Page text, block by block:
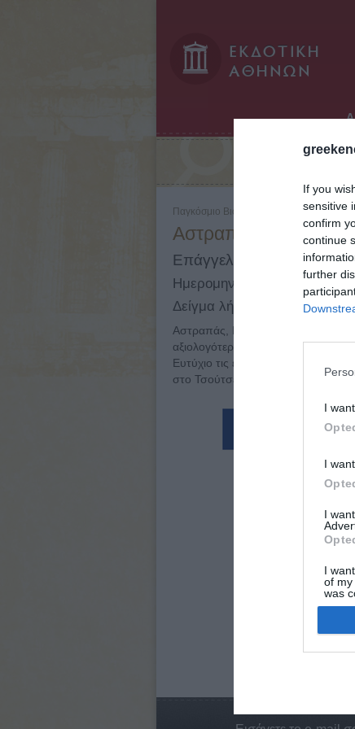
If you
sensitive
confirm
continue
further
I
I
I
I
of my
was
Παγκόσμιο Βιογραφικό Λεξικό - Τόμος:
Αστραπάς, Μιχαήλ
Επάγγελμα: Αγιογράφος
Ημερομηνίες: -
Δείγμα λήμματος:
Αστραπάς, Μιχαήλ (τέλη 13ου -
αξιολογότερους της
Ευτύχιο τις εκκλησίες της
στο Τσούτσερ (κοντά στα Σκόπια)